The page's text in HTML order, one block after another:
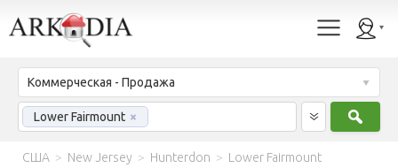
Коммерческая - Продажа
Lower Fairmount ×
США > New Jersey > Hunterdon > Lower Fairmount